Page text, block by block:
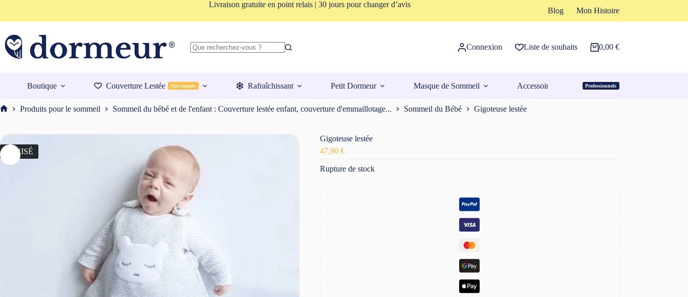
contenu
Livraison gratuite en point relais | 30 jours pour changer d’avis
Blog Mon Histoire
Connexion Liste de souhaits
Panier
0,00 €
Boutique Couverture Lestée Nouveautés Rafraîchissant Petit Dormeur Masque de Sommeil Accessoires Espace Pro
Professionnels
Produits pour le sommeil Sommeil du bébé et de l'enfant : Couverture lestée enfant, couverture d'emmaillotage... Sommeil du Bébé Gigoteuse lestée
ÉPUISÉ
Gigoteuse lestée
47,90 €
Rupture de stock